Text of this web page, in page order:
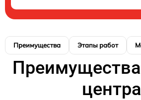
Преимущества Этапы работ
центра